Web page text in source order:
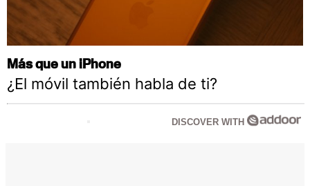
Más que un iPhone
¿El móvil también habla de ti?
DISCOVER WITH